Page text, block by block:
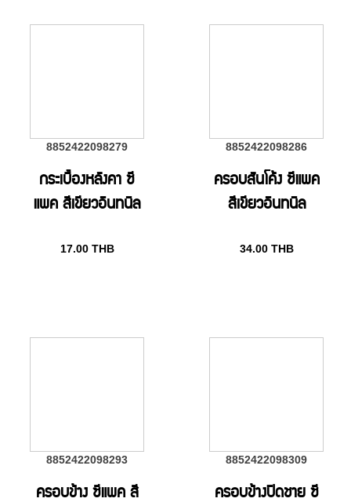
8852422098279
กระเบื้องหลังคา ซี
แพค สีเขียวอินทนิล
17.00 THB
8852422098286
ครอบสันโค้ง ซีแพค
สีเขียวอินทนิล
34.00 THB
8852422098293
ครอบข้าง ซีแพค สี
8852422098309
ครอบข้างปิดชาย ซี